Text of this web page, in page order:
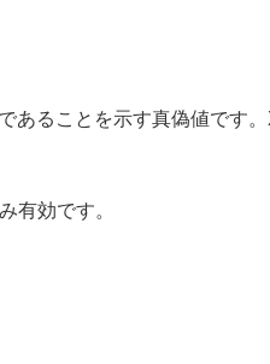
あることを示す真偽値です
有効です。